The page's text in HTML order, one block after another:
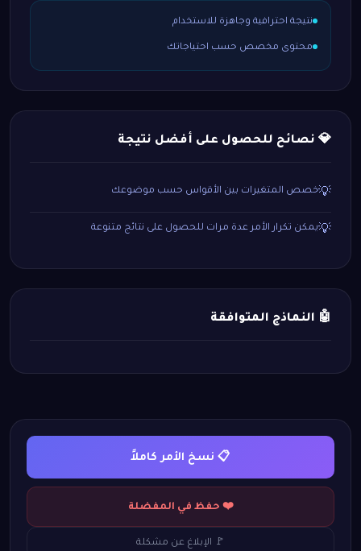
نتيجة احترافية وجاهزة للاستخدام
محتوى مخصص حسب احتياجاتك
💎 نصائح للحصول على أفضل نتيجة
💡خصص المتغيرات بين الأقواس حسب موضوعك
💡يمكن تكرار الأمر عدة مرات للحصول على نتائج متنوعة
🤖 النماذج المتوافقة
📋 نسخ الأمر كاملاً
❤️ حفظ في المفضلة
🚩 الإبلاغ عن مشكلة